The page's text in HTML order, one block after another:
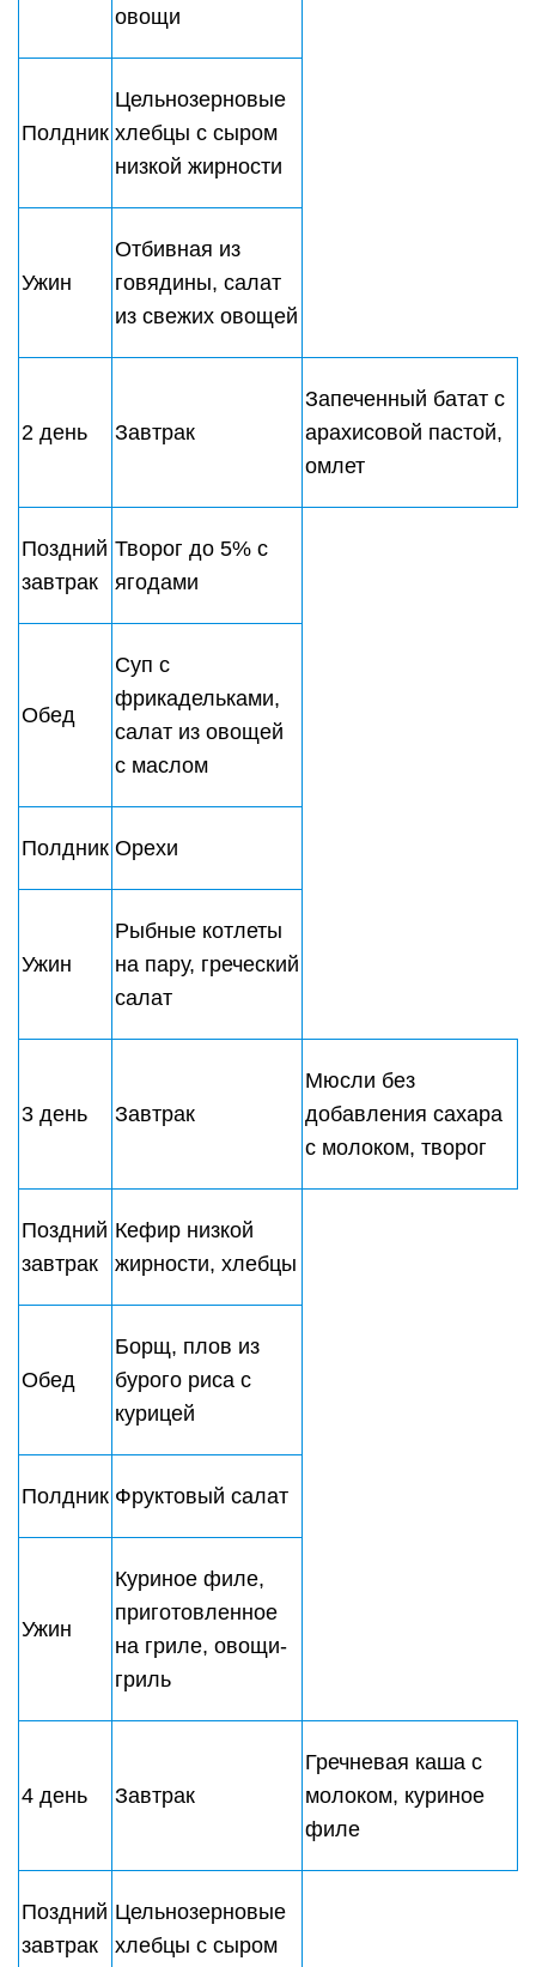
с маслом
Орехи
Ужин
Рыбные котлеты
на пару, греческий
салат
3 день Завтрак
добавления сахара
с молоком, творог
завтрак
жирности, хлебцы
Обед
Борщ, плов из
бурого риса с
курицей
Фруктовый салат
приготовленное
на гриле, овощи-
гриль
4 день Завтрак
молоком, куриное
филе
завтрак
хлебцы с сыром
Обед
Суп с лапшой,
запеченная рыба
с овощами
Ягоды, орехи
Ужин
Куриное филе,
запеченное с
брокколи
Завтрак
омлет с помидорами
Поздний
Творожная
Обед
Уха, отбивная из
курицы, салат